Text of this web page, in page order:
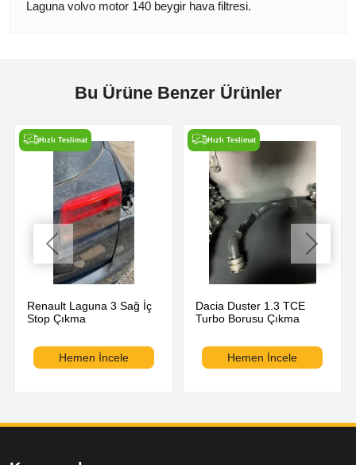
Laguna volvo motor 140 beygir hava filtresi.
Bu Ürüne Benzer Ürünler
Hızlı Teslimat
Renault Laguna 3 Sağ İç
Stop Çıkma
Hemen İncele
Hızlı Teslimat
Dacia Duster 1.3 TCE
Turbo Borusu Çıkma
Hemen İncele